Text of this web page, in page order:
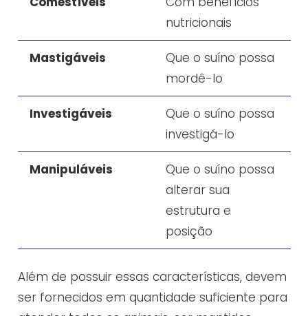
nutricionais
Mastigáveis
Que o suíno possa
mordê-lo
Investigáveis
Que o suíno possa
investigá-lo
Manipuláveis
Que o suíno possa
alterar sua
estrutura e
posição
Além de possuir essas características, devem
ser fornecidos em quantidade suficiente para